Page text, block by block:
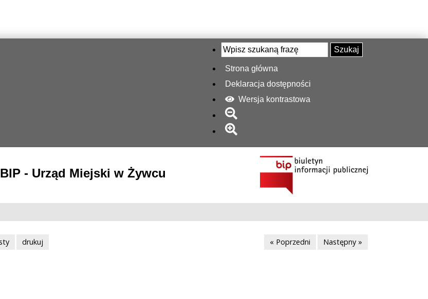
Szukaj
Strona główna
Deklaracja dostępności
Wersja kontrastowa
BIP - Urząd Miejski w Żywcu
drukuj « Poprzedni Następny »